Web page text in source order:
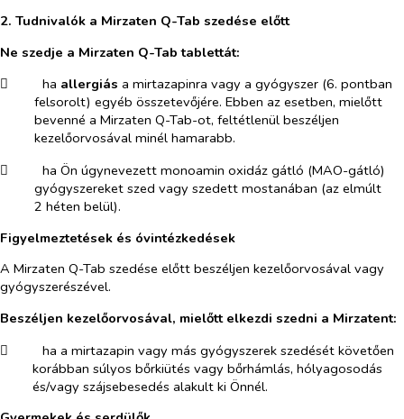
2. Tudnivalók a Mirzaten Q-Tab szedése előtt
Ne szedje a Mirzaten Q-Tab tablettát:
​
ha allergiás a mirtazapinra vagy a gyógyszer (6. pontban
felsorolt) egyéb összetevőjére. Ebben az esetben, mielőtt
bevenné a Mirzaten Q-Tab-ot, feltétlenül beszéljen
kezelőorvosával minél hamarabb.
​
ha Ön úgynevezett monoamin oxidáz gátló (MAO-gátló)
gyógyszereket szed vagy szedett mostanában (az elmúlt
2 héten belül).
Figyelmeztetések és óvintézkedések
A Mirzaten Q-Tab szedése előtt beszéljen kezelőorvosával vagy
gyógyszerészével.
Beszéljen kezelőorvosával, mielőtt elkezdi szedni a Mirzatent:
​
ha a mirtazapin vagy más gyógyszerek szedését követően
korábban súlyos bőrkiütés vagy bőrhámlás, hólyagosodás
és/vagy szájsebesedés alakult ki Önnél.